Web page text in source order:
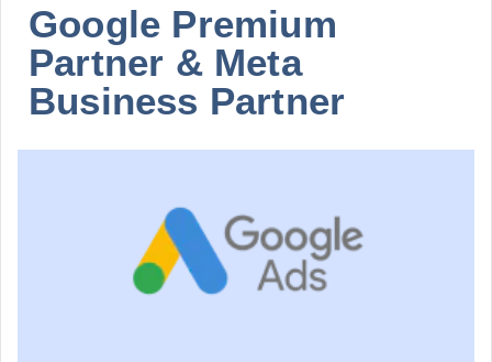
Google Premium
Partner & Meta
Business Partner